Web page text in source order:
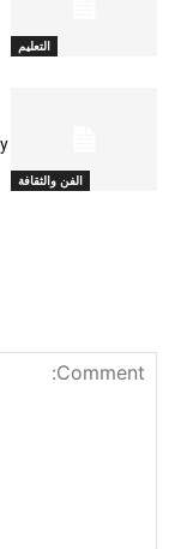
التعليم
الفن والثقافة